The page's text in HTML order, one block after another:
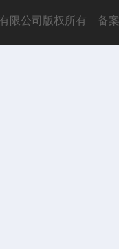
限公司版权所有 备